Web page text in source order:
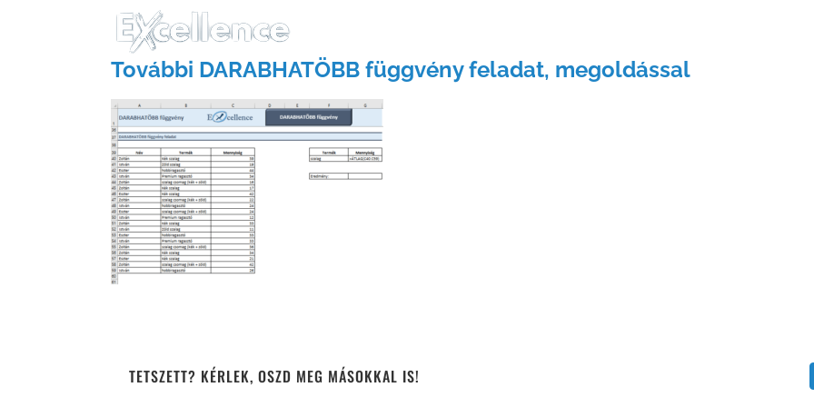
További DARABHATÖBB függvény feladat, megoldással
TETSZETT? KÉRLEK, OSZD MEG MÁSOKKAL IS!